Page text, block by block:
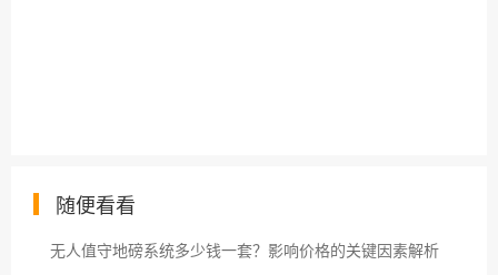
随便看看
无人值守地磅系统多少钱一套？影响价格的关键因素解析